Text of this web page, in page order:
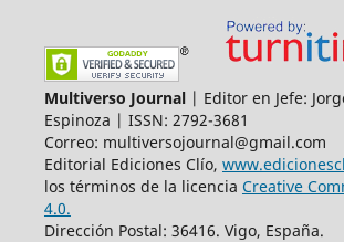
Multiverso Journal| Editor en Jefe:
Espinoza | ISSN: 2792-3681
Correo: multiversojournal@gmail.com
Editorial Ediciones Clío,
los términos de la licencia Creative
4.0.
Dirección Postal: 36416. Vigo, España.